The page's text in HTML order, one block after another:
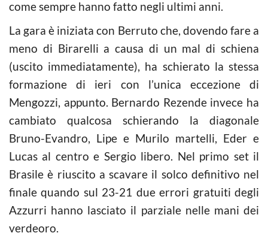
come sempre hanno fatto negli ultimi anni.
La gara è iniziata con Berruto che, dovendo fare a
meno di Birarelli a causa di un mal di schiena
(uscito immediatamente), ha schierato la stessa
formazione di ieri con l’unica eccezione di
Mengozzi, appunto. Bernardo Rezende invece ha
cambiato qualcosa schierando la diagonale
Bruno-Evandro, Lipe e Murilo martelli, Eder e
Lucas al centro e Sergio libero. Nel primo set il
Brasile è riuscito a scavare il solco definitivo nel
finale quando sul 23-21 due errori gratuiti degli
Azzurri hanno lasciato il parziale nelle mani dei
verdeoro.